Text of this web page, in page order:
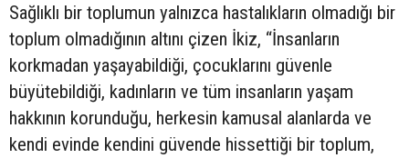
Sağlıklı bir toplumun yalnızca hastalıkların olmadığı bir
toplum olmadığının altını çizen İkiz, “İnsanların
korkmadan yaşayabildiği, çocuklarını güvenle
büyütebildiği, kadınların ve tüm insanların yaşam
hakkının korunduğu, herkesin kamusal alanlarda ve
kendi evinde kendini güvende hissettiği bir toplum,